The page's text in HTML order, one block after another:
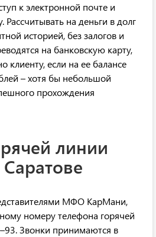
к электронной почте и
на деньги в долг
историей, без залогов и
на банковскую карту,
если на ее балансе
– хотя бы небольшой
прохождения
линии
МФО КарМани,
номеру телефона горячей
Звонки принимаются в